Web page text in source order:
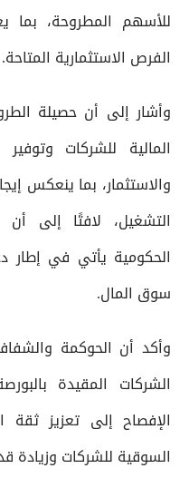
للأسهم المطروحة،
الفرص الاستثمارية المتاحة.
وأشار إلى أن حصيلة
المالية للشركات
والاستثمار، بما ينعكس
التشغيل، لافتًا إلى
الحكومية يأتي في إطار
سوق المال.
وأكد أن الحوكمة
الشركات المقيدة
الإفصاح إلى تعزيز ثقة
السوقية للشركات وزيادة